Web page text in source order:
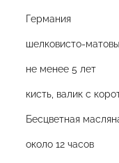
Германия
шелковисто-
не менее 5 лет
кисть, валик с
Бесцветная
около 12 часов